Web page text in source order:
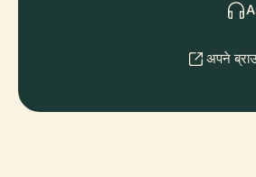
अपने